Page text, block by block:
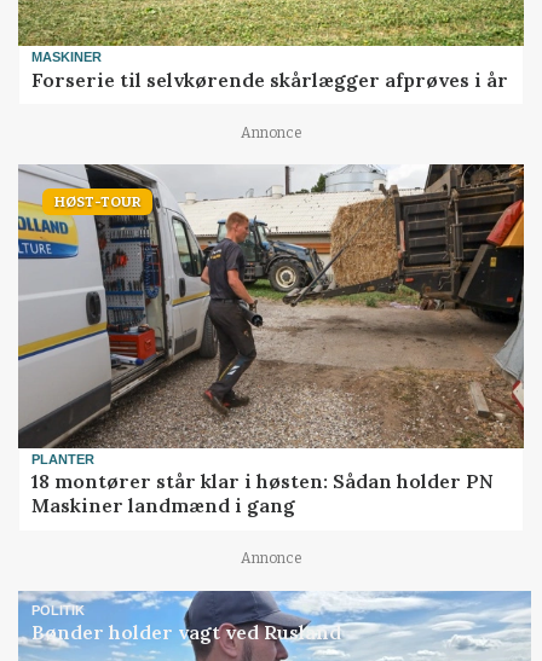
MASKINER
Forserie til selvkørende skårlægger afprøves i år
Annonce
HØST-TOUR
PLANTER
18 montører står klar i høsten: Sådan holder PN
Maskiner landmænd i gang
Annonce
POLITIK
Bønder holder vagt ved Rusland